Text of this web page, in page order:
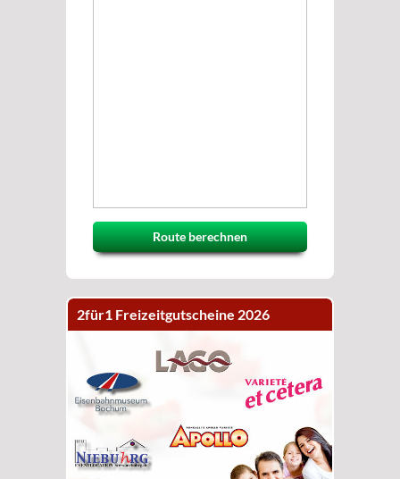
Route berechnen
2für1 Freizeitgutscheine 2026